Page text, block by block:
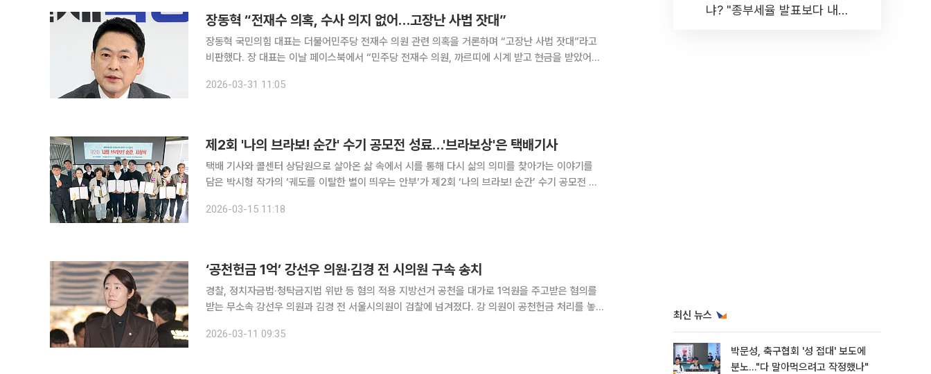
장동혁 “전재수 의혹, 수사 의지 없어…고장난 사법 잣대”
장동혁 국민의힘 대표는 더불어민주당 전재수 의원 관련 의혹을 거론하며 “고장난 사법 잣대”라고
비판했다. 장 대표는 이날 페이스북에서 “민주당 전재수 의원, 까르띠에 시계 받고 현금을 받았어도,
류를 갈아 없애도, 하드디스크를 밭두렁에 버려도, 수사할 의지
2026-03-31 11:05
제2회 '나의 브라보! 순간' 수기 공모전 성료…'브라보상'은 택배기사
택배 기사와 콜센터 상담원으로 살아온 삶 속에서 시를 통해 다시 삶의 의미를 찾아가는 이야기를
담은 박시형 작가의 ‘궤도를 이탈한 별이 띄우는 안부’가 제2회 ‘나의 브라보! 순간’ 수기 공모전 대
의 응모작 가운데 선정된 수상작들을 발표했다. ‘나의 브라보
2026-03-15 11:18
‘공천헌금 1억’ 강선우 의원·김경 전 시의원 구속 송치
경찰, 정치자금법·청탁금지법 위반 등 혐의 적용 지방선거 공천을 대가로 1억원을 주고받은 혐의를
받는 무소속 강선우 의원과 김경 전 서울시의원이 검찰에 넘겨졌다. 강 의원이 공천헌금 처리를 놓
경찰 등에 따르면 서울경찰청 공공범죄수사대는 강 의원과 김 전
2026-03-11 09:35
냐? "종부세율 발표보다 내릴
최신 뉴스
박문성, 축구협회 '성 접대' 보도에
분노…"다 말아먹으려고 작정했나"